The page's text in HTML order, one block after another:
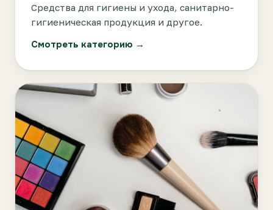
Средства для гигиены и ухода, санитарно-
гигиеническая продукция и другое.
Смотреть категорию →